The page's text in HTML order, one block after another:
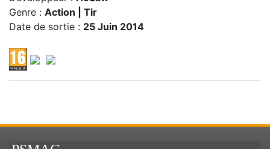
Genre : Action | Tir
Date de sortie : 25 Juin 2014